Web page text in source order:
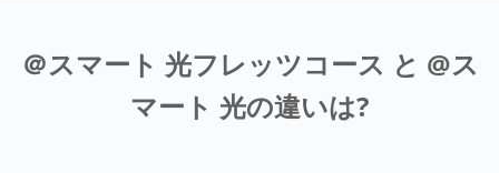
＠スマート 光フレッツコース と @ス
マート 光の違いは?